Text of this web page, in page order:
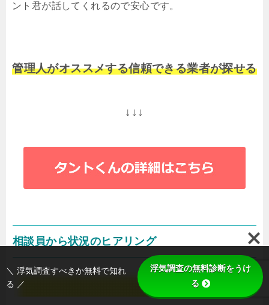
ント君が話してくれるので安心です。
管理人がオススメする信頼できる業者が探せる
↓↓↓
相談員から状況のヒアリング
＼ 浮気調査すべきか無料で知れ
る ／
浮気調査の無料診断をうけ
る